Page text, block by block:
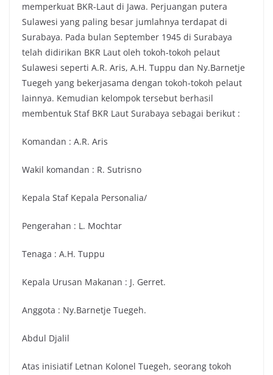
memperkuat BKR-Laut di Jawa. Perjuangan putera
Sulawesi yang paling besar jumlahnya terdapat di
Surabaya. Pada bulan September 1945 di Surabaya
telah didirikan BKR Laut oleh tokoh-tokoh pelaut
Sulawesi seperti A.R. Aris, A.H. Tuppu dan Ny.Barnetje
Tuegeh yang bekerjasama dengan tokoh-tokoh pelaut
lainnya. Kemudian kelompok tersebut berhasil
membentuk Staf BKR Laut Surabaya sebagai berikut :
Komandan : A.R. Aris
Wakil komandan : R. Sutrisno
Kepala Staf Kepala Personalia/
Pengerahan : L. Mochtar
Tenaga : A.H. Tuppu
Kepala Urusan Makanan : J. Gerret.
Anggota : Ny.Barnetje Tuegeh.
Abdul Djalil
Atas inisiatif Letnan Kolonel Tuegeh, seorang tokoh